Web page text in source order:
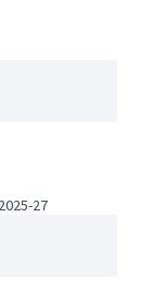
27